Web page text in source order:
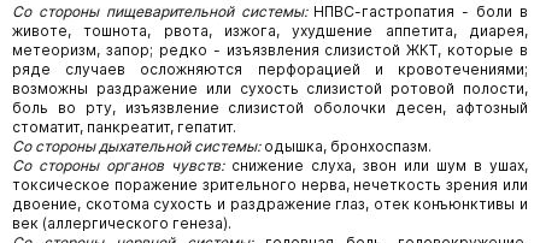
Со стороны пищеварительной системы:НПВС-гастропатия - боли в
животе, тошнота, рвота, изжога, ухудшение аппетита, диарея,
метеоризм, запор; редко - изъязвления слизистой ЖКТ, которые в
ряде случаев осложняются перфорацией и кровотечениями;
возможны раздражение или сухость слизистой ротовой полости,
боль во рту, изъязвление слизистой оболочки десен, афтозный
стоматит, панкреатит, гепатит.
Со стороны дыхательной системы: одышка, бронхоспазм.
Со стороны органов чувств: снижение слуха, звон или шум в ушах,
токсическое поражение зрительного нерва, нечеткость зрения или
двоение, скотома сухость и раздражение глаз, отек конъюнктивы и
век (аллергического генеза).